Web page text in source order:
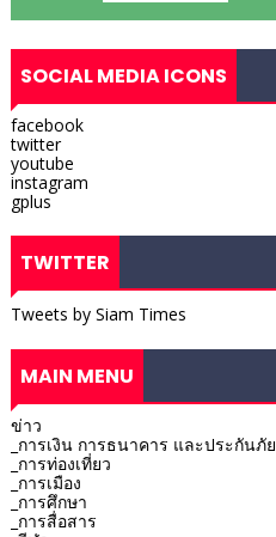
SOCIAL MEDIA ICONS
facebook
twitter
youtube
instagram
gplus
TWITTER
Tweets by Siam Times
MAIN MENU
ข่าว
_การเงิน การธนาคาร และประกันภัย
_การท่องเที่ยว
_การเมือง
_การศึกษา
_การสื่อสาร